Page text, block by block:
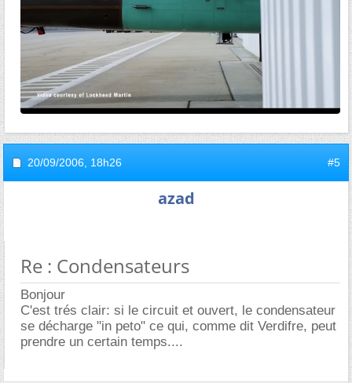
20/09/2006, 18h26 #5
azad
Re : Condensateurs
Bonjour
C'est trés clair: si le circuit et ouvert, le condensateur
se décharge "in peto" ce qui, comme dit Verdifre, peut
prendre un certain temps....